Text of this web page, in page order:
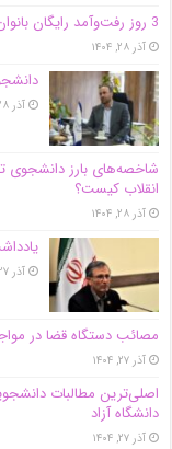
3 روز رفت‌وآمد رایگان بانوان در خطوط اتوبوسرانی شهری کرج
آذر ۲۸, ۱۴۰۴
آذر ۲۸, ۱۴۰۴
شاخصه‌های بارز دانشجوی
انقلاب کیست؟
آذر ۲۸, ۱۴۰۴
آذر ۲۷, ۱۴۰۴
مصائب دستگاه قضا در
آذر ۲۷, ۱۴۰۴
اصلی‌ترین مطالبات
دانشگاه آز‌اد
آذر ۲۷, ۱۴۰۴